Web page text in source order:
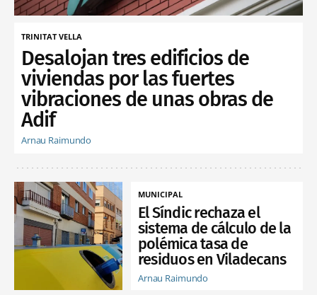
TRINITAT VELLA
Desalojan tres edificios de
viviendas por las fuertes
vibraciones de unas obras de
Adif
Arnau Raimundo
MUNICIPAL
El Síndic rechaza el
sistema de cálculo de la
polémica tasa de
residuos en Viladecans
Arnau Raimundo